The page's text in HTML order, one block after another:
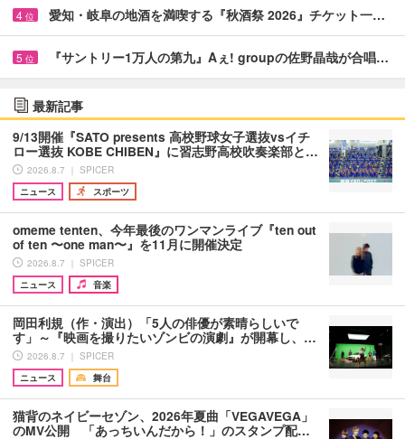
4 位 愛知・岐阜の地酒を満喫する『秋酒祭 2026』チケット一…
5 位 『サントリー1万人の第九』Aぇ! groupの佐野晶哉が合唱…
最新記事
9/13開催『SATO presents 高校野球女子選抜vsイチ
ロー選抜 KOBE CHIBEN』に習志野高校吹奏楽部と…
2026.8.7 ｜ SPICER
ニュース
スポーツ
omeme tenten、今年最後のワンマンライブ『ten out
of ten 〜one man〜』を11月に開催決定
2026.8.7 ｜ SPICER
ニュース
音楽
岡田利規（作・演出）「5人の俳優が素晴らしいで
す」～『映画を撮りたいゾンビの演劇』が開幕し、…
2026.8.7 ｜ SPICER
ニュース
舞台
猫背のネイビーセゾン、2026年夏曲「VEGAVEGA」
のMV公開 「あっちいんだから！」のスタンプ配…